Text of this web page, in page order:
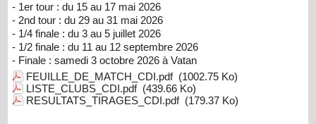
- 1er tour : du 15 au 17 mai 2026
- 2nd tour : du 29 au 31 mai 2026
- 1/4 finale : du 3 au 5 juillet 2026
- 1/2 finale : du 11 au 12 septembre 2026
- Finale : samedi 3 octobre 2026 à Vatan
FEUILLE_DE_MATCH_CDI.pdf (1002.75 Ko)
LISTE_CLUBS_CDI.pdf (439.66 Ko)
RESULTATS_TIRAGES_CDI.pdf (179.37 Ko)